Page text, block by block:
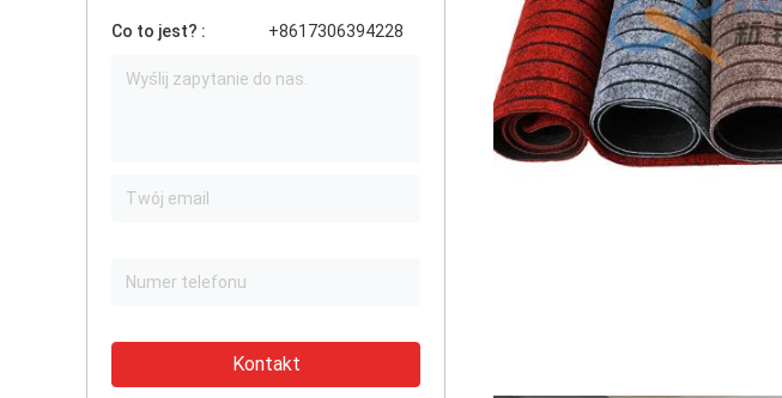
Co to jest? : +8617306394228
Kontakt